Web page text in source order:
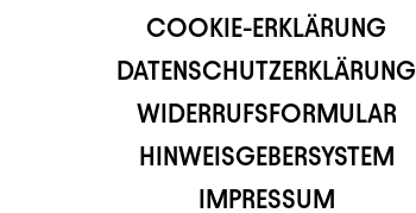
COOKIE-ERKLÄRUNG
DATENSCHUTZERKLÄRUNG
WIDERRUFSFORMULAR
HINWEISGEBERSYSTEM
IMPRESSUM